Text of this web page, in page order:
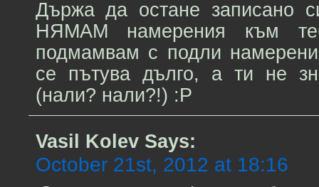
Държа да остане записано
НЯМАМ намерения към
подмамвам с подли
се пътува дълго, а ти не
(нали? нали?!) :P
Vasil KolevSays:
October 21st, 2012 at 18:16